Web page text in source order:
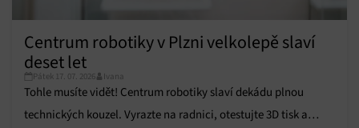
Přiřazování a kombinování údajů z jiných zdrojů
údajů, Propojení různých zařízení, Identifikace
zařízení na základě automaticky přenášených
informací.
Zajištění bezpečnosti, předcházení a zjišťování
podvodů a odstraňování chyb, Poskytování a
Vždy aktivní
Centrum robotiky v Plzni velkolepě slaví
deset let
Pátek 17. 07. 2026 Ivana
Tohle musíte vidět! Centrum robotiky slaví dekádu plnou
technických kouzel. Vyrazte na radnici, otestujte 3D tisk a